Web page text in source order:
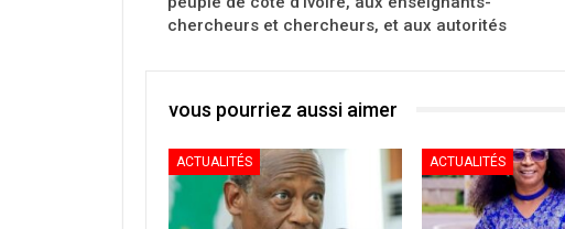
chercheurs et chercheurs, et aux autorités
vous pourriez aussi aimer
ACTUALITÉS ACTUALITÉS